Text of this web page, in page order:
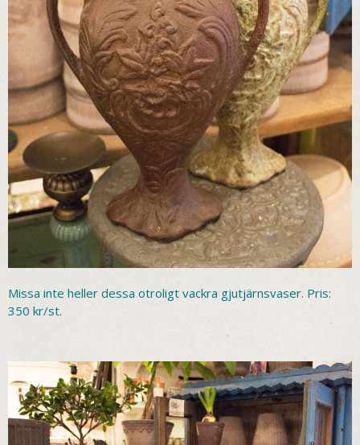
Missa inte heller dessa otroligt vackra gjutjärnsvaser. Pris:
350 kr/st.